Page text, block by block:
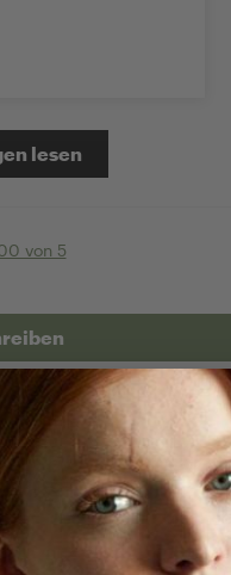
lesen
von 5